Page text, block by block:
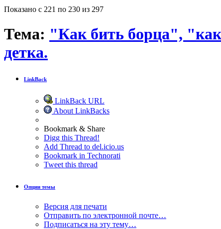
Показано с 221 по 230 из 297
Тема: "Как бить борца",
детка.
LinkBack
LinkBack URL
About LinkBacks
Bookmark & Share
Digg this Thread!
Add Thread to del.icio.us
Bookmark in Technorati
Tweet this thread
Опции темы
Версия для печати
Отправить по электронной почте…
Подписаться на эту тему…